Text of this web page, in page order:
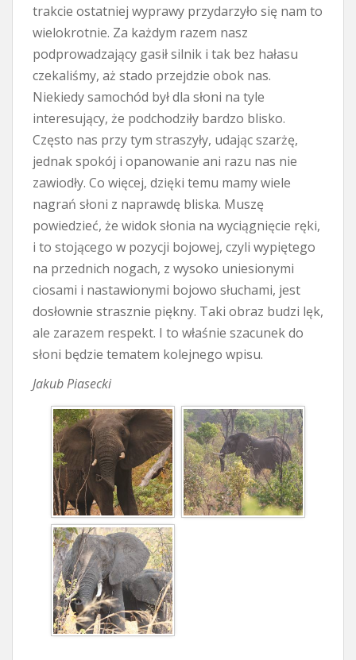
trakcie ostatniej wyprawy przydarzyło się nam to
wielokrotnie. Za każdym razem nasz
podprowadzający gasił silnik i tak bez hałasu
czekaliśmy, aż stado przejdzie obok nas.
Niekiedy samochód był dla słoni na tyle
interesujący, że podchodziły bardzo blisko.
Często nas przy tym straszyły, udając szarżę,
jednak spokój i opanowanie ani razu nas nie
zawiodły. Co więcej, dzięki temu mamy wiele
nagrań słoni z naprawdę bliska. Muszę
powiedzieć, że widok słonia na wyciągnięcie ręki,
i to stojącego w pozycji bojowej, czyli wypiętego
na przednich nogach, z wysoko uniesionymi
ciosami i nastawionymi bojowo słuchami, jest
dosłownie strasznie piękny. Taki obraz budzi lęk,
ale zarazem respekt. I to właśnie szacunek do
słoni będzie tematem kolejnego wpisu.
Jakub Piasecki